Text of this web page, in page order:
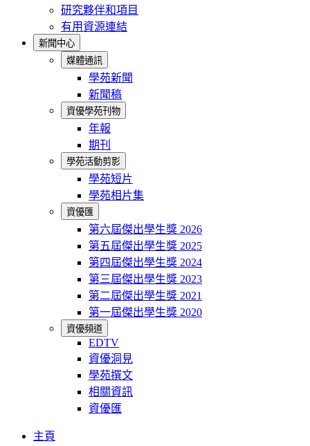
研究夥伴和項目
有用資源連結
新聞中心
媒體通訊
學苑新聞
新聞稿
資優學苑刊物
年報
期刊
學苑活動剪影
學苑短片
學苑相片集
資優匯
第六屆傑出學生獎 2026
第五屆傑出學生獎 2025
第四屆傑出學生獎 2024
第三屆傑出學生獎 2023
第二屆傑出學生獎 2021
第一屆傑出學生獎 2020
資優頻道
EDTV
資優洞見
學苑撰文
相關資訊
資優匯
主頁